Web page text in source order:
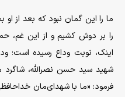
ما را این گمان نبود که بعد از او
را بر دوش کشیم و از این غم،
اینک، نوبت وداع رسیده است؛
شهید سید حسن نصرالله، شاگرد
فرمود: «ما با شهدای‌مان